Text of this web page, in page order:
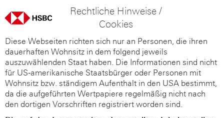
Rechtliche Hinweise /
Cookies
Diese Webseiten richten sich nur an Personen, die ihren
dauerhaften Wohnsitz in dem folgend jeweils
auszuwählenden Staat haben. Die Informationen sind nicht
für US-amerikanische Staatsbürger oder Personen mit
Wohnsitz bzw. ständigem Aufenthalt in den USA bestimmt,
da die aufgeführten Wertpapiere regelmäßig nicht nach
den dortigen Vorschriften registriert worden sind.